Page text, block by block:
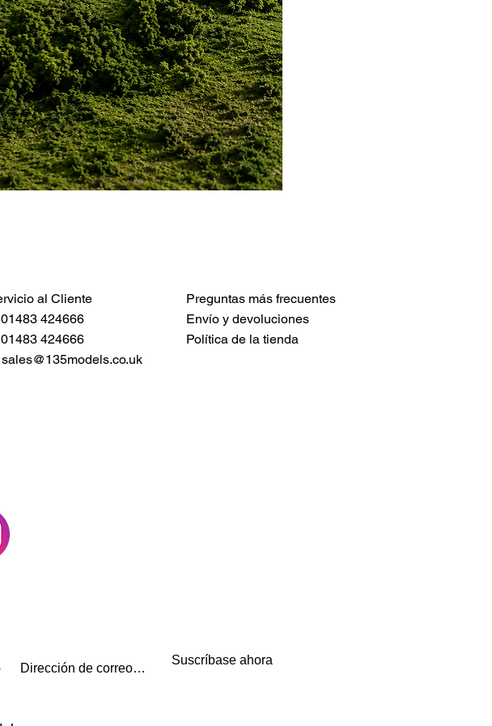
al Cliente
424666
01483 424666
sales@135models.co.uk
Preguntas más frecuentes
Envío y devoluciones
Política de la tienda
Suscríbase ahora